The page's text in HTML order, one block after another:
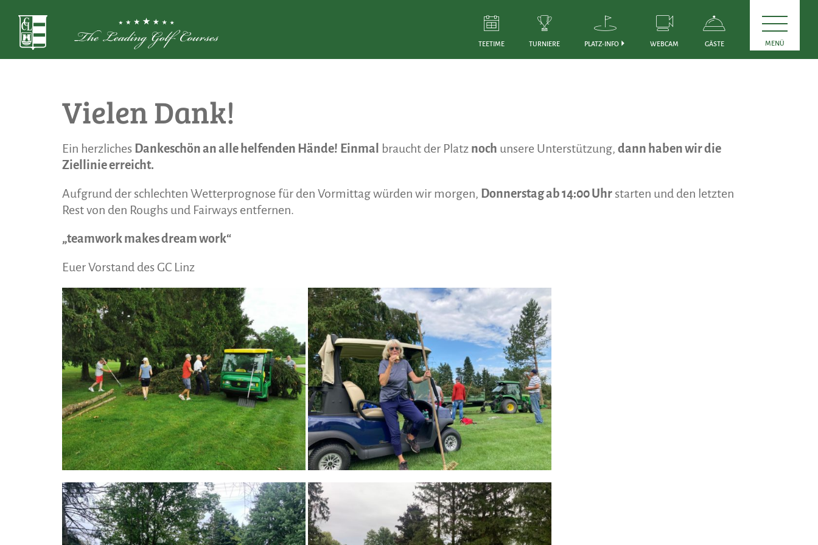
TEETIME TURNIERE PLATZ-INFO WEBCAM GÄSTE MENÜ
Vielen Dank!
Ein herzliches Dankeschön an alle helfenden Hände! Einmal braucht der Platz noch unsere Unterstützung, dann haben wir die
Ziellinie erreicht.
Aufgrund der schlechten Wetterprognose für den Vormittag würden wir morgen, Donnerstag ab 14:00 Uhrstarten und den letzten
Rest von den Roughs und Fairways entfernen.
„teamwork makes dream work“
Euer Vorstand des GC Linz